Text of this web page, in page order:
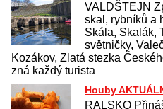
VALDŠTEJN
skal, rybníků a
Skála, Skalák,
světničky,
Kozákov, Zlatá stezka
zná každý turista
Houby
RALSKO